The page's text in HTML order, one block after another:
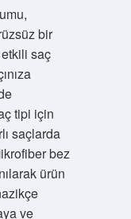
bir
saç
tipi için
saçlarda
bez
ürün
ve